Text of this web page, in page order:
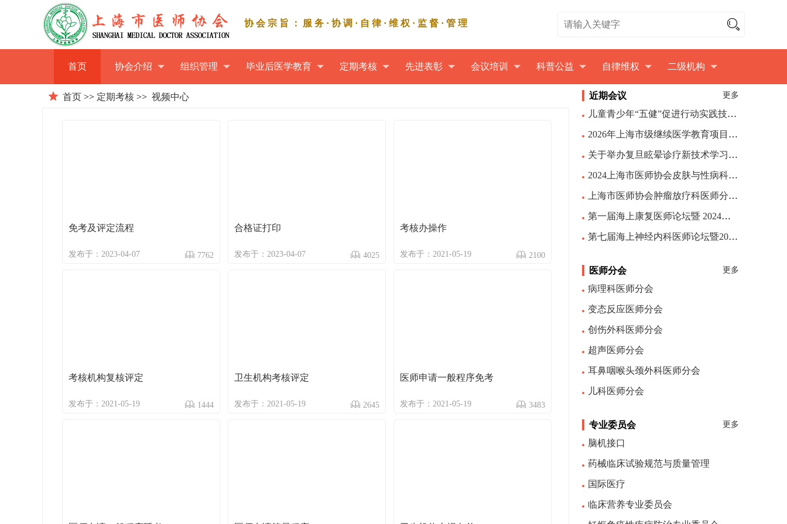
协会宗旨：服务·协调·自律·维权·监督·管理
首页 协会介绍 组织管理 毕业后医学教育 定期考核 先进表彰 会议培训 科普公益 自律维权 二级机构
首页 >> 定期考核 >> 视频中心
免考及评定流程
发布于：2023-04-07 7762
合格证打印
发布于：2023-04-07 4025
考核办操作
发布于：2021-05-19 2100
考核机构复核评定
发布于：2021-05-19 1444
卫生机构考核评定
发布于：2021-05-19 2645
医师申请一般程序免考
发布于：2021-05-19 3483
近期会议 更多
儿童青少年“五健”促进行动实践技能培训班
2026年上海市级继续医学教育项目招生通知
关于举办复旦眩晕诊疗新技术学习班的通知
2024上海市医师协会皮肤与性病科医师分会年会上海市医学会皮...
上海市医师协会肿瘤放疗科医师分会第七届年会第一轮通知
第一届海上康复医师论坛暨 2024上海市医师协会康复医师分会...
第七届海上神经内科医师论坛暨2022上海市医师协会神经内科医...
医师分会 更多
病理科医师分会
变态反应医师分会
创伤外科医师分会
超声医师分会
耳鼻咽喉头颈外科医师分会
儿科医师分会
专业委员会 更多
脑机接口
药械临床试验规范与质量管理
国际医疗
临床营养专业委员会